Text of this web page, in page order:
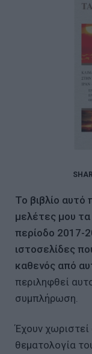
Το βιβλίο αυτό
μελέτες μου τα
περίοδο 2017-
ιστοσελίδες
καθενός από
περιληφθεί
συμπλήρωση.
Έχουν
θεματολογία